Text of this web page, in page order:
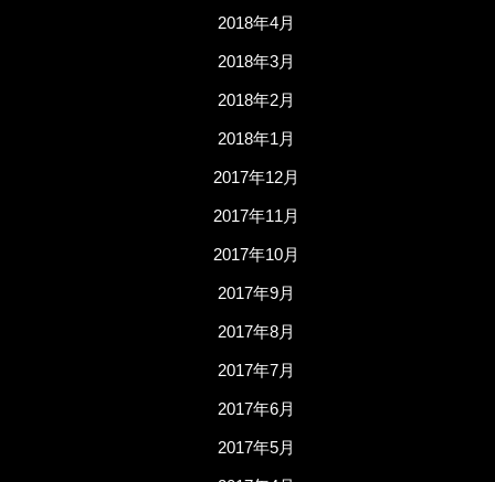
2018年4月
2018年3月
2018年2月
2018年1月
2017年12月
2017年11月
2017年10月
2017年9月
2017年8月
2017年7月
2017年6月
2017年5月